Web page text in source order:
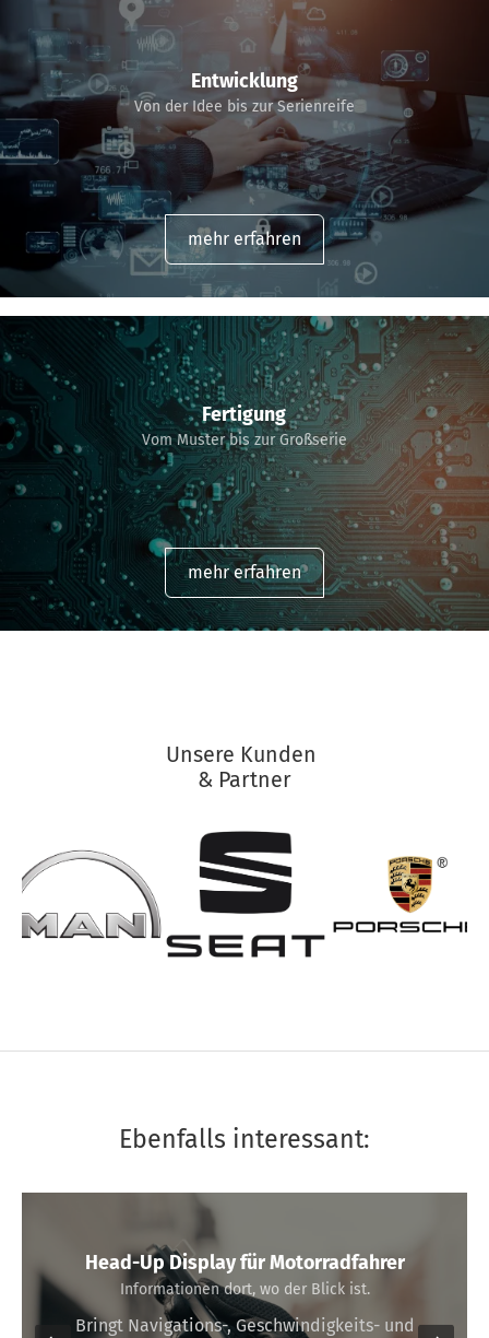
Entwicklung
Von der Idee bis zur Serienreife
mehr erfahren
Fertigung
Vom Muster bis zur Großserie
mehr erfahren
Unsere Kunden
& Partner
Ebenfalls interessant:
Head-Up Display für Motorradfahrer
Informationen dort, wo der Blick ist.
Bringt Navigations-, Geschwindigkeits- und